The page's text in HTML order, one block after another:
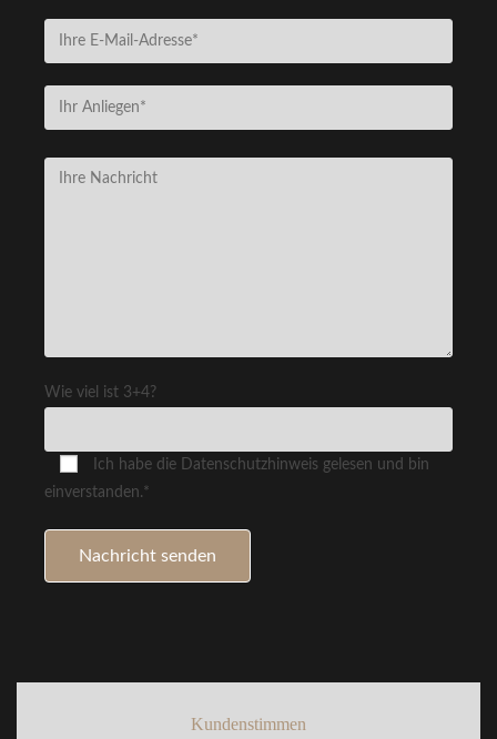
Wie viel ist 3+4?
Ich habe die Datenschutzhinweis gelesen und bin
einverstanden.*
Kundenstimmen